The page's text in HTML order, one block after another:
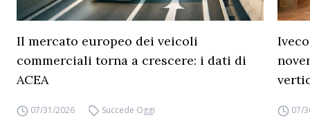
Il mercato europeo dei veicoli
commerciali torna a crescere: i dati di
ACEA
07/31/2026 Succede Oggi 07/